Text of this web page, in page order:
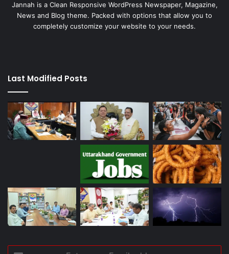
Jannah is a Clean Responsive WordPress Newspaper, Magazine,
News and Blog theme. Packed with options that allow you to
completely customize your website to your needs.
Last Modified Posts